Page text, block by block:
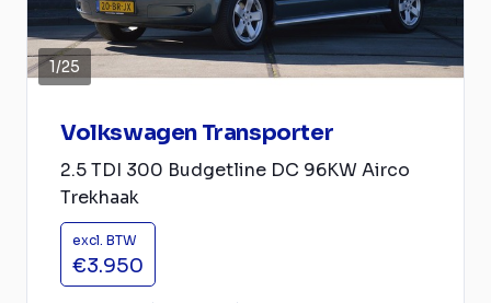
1/25
Volkswagen Transporter
2.5 TDI 300 Budgetline DC 96KW Airco
Trekhaak
excl. BTW
€3.950